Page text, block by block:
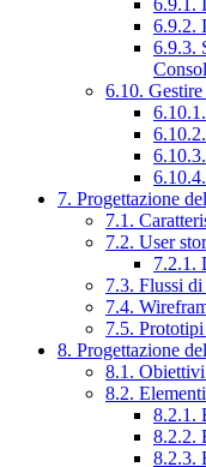
6.9.2.
6.9.3.
6.10.
7. Progettazione
7.1.
7.2. User
7.2.1.
7.3. Flussi
7.4.
7.5.
8. Progettazione
8.1. Obiettivi
8.2.
8.2.1.
8.2.2.
8.2.3.